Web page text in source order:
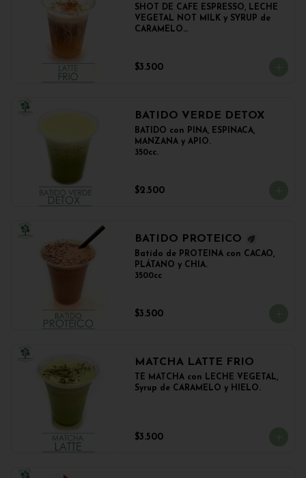
SHOT DE CAFE ESPRESSO, LECHE
VEGETAL NOT MILK y SYRUP de
CARAMELO
$3.500
BATIDO VERDE DETOX
BATIDO con PIÑA, ESPINACA,
MANZANA y APIO.
350cc.
$2.500
BATIDO PROTEICO
Batido de PROTEINA con CACAO,
PLÁTANO y CHIA.
3500cc
$3.500
MATCHA LATTE FRIO
TÉ MATCHA con LECHE VEGETAL,
Syrup de CARAMELO y HIELO.
$3.500